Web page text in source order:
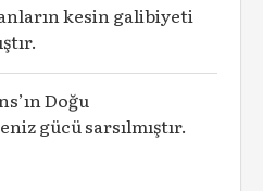
kesin galibiyeti
Doğu
gücü sarsılmıştır.